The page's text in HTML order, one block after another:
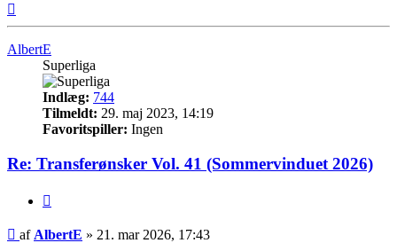
AlbertE
Superliga
Indlæg: 744
Tilmeldt: 29. maj 2023, 14:19
Favoritspiller: Ingen
Re: Transferønsker Vol. 41 (Sommervinduet 2026)
Indlæg
af AlbertE » 21. mar 2026, 17:43